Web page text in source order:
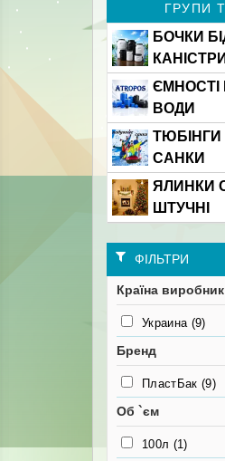
ГРУПИ
БОЧКИ
КАНІСТРИ
ЄМНОСТІ
ВОДИ
ТЮБІНГИ
САНКИ
ЯЛИНКИ
ШТУЧНІ
ФІЛЬТРИ
Країна виробник
Украина (9)
Бренд
ПластБак (9)
Об `єм
100л (1)